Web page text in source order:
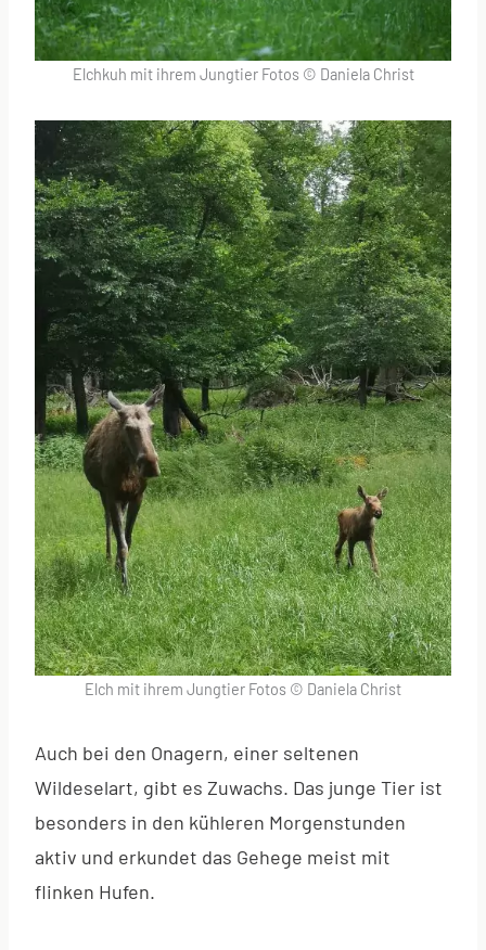
Elchkuh mit ihrem Jungtier Fotos © Daniela Christ
Elch mit ihrem Jungtier Fotos © Daniela Christ
Auch bei den Onagern, einer seltenen
Wildeselart, gibt es Zuwachs. Das junge Tier ist
besonders in den kühleren Morgenstunden
aktiv und erkundet das Gehege meist mit
flinken Hufen.